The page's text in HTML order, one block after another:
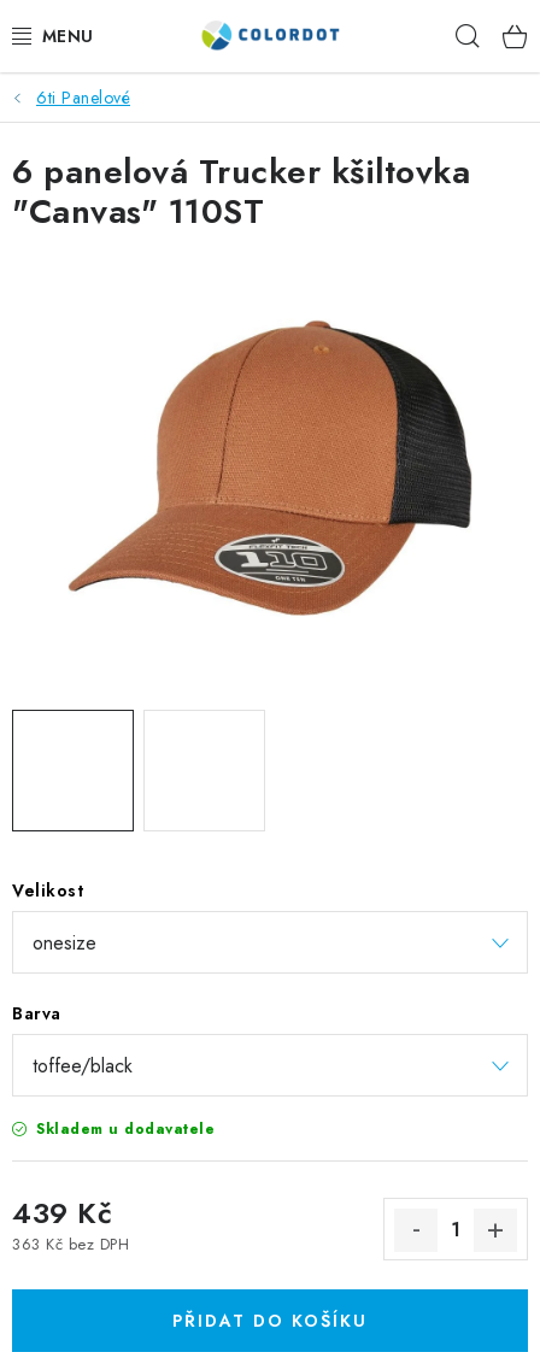
na
REKLAMNÍ TEXTIL
REKLAMNÍ PŘEDMĚTY
ČEPICE A DOPLŇKY
DIGITÁLNÍ TISK
REFLEXNÍ NAŽEHLOVAČKY
Vánoční trička
Kontakty
Akce a slevy
6ti Panelové
Velikost
Barva
Skladem u dodavatele
439 Kč
363 Kč bez DPH
PŘIDAT DO KOŠÍKU
6 panelová Trucker kšiltovka
"Canvas" 110ST